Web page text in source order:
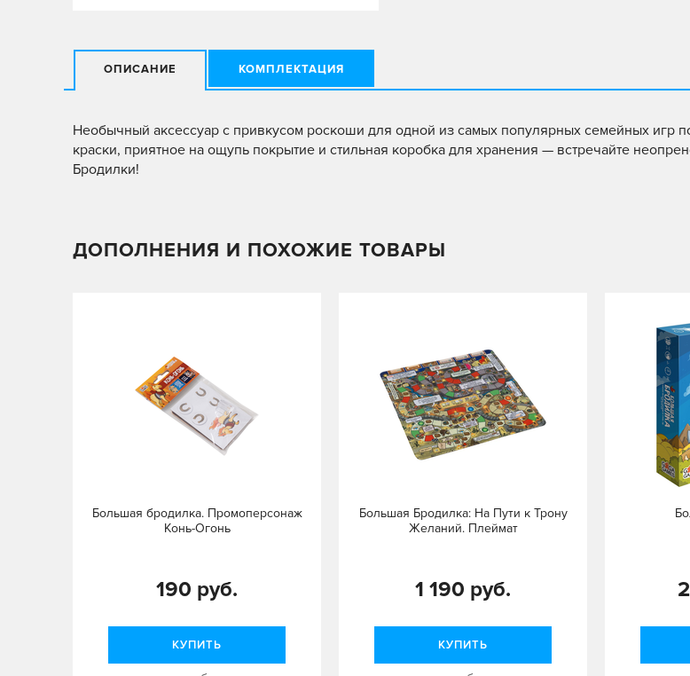
ОПИСАНИЕ КОМПЛЕКТАЦИЯ
Необычный аксессуар с привкусом роскоши для одной из самых популярных семейных игр
краски, приятное на ощупь покрытие и стильная коробка для хранения — встречайте
Бродилки!
ДОПОЛНЕНИЯ И ПОХОЖИЕ ТОВАРЫ
Большая бродилка. Промоперсонаж
Конь-Огонь
190 руб.
КУПИТЬ
Большая Бродилка: На Пути к Трону
Желаний. Плеймат
1 190 руб.
КУПИТЬ